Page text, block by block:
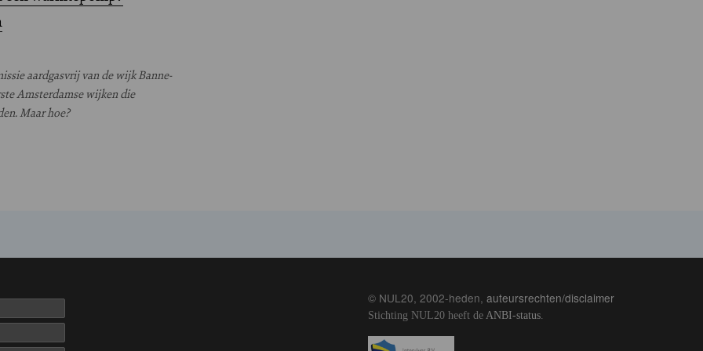
aardgasvrij van de wijk Banne-
Amsterdamse wijken die
Maar hoe?
© NUL20, 2002-heden, auteursrechten/disclaimer
Stichting NUL20 heeft de ANBI-status.
Image